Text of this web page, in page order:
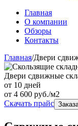
Главная
О компании
Обзоры
Контакты
Главная/Двери
Двери сдвижные
от 10 дней
от 4 600 руб./м2
Скачать прайс